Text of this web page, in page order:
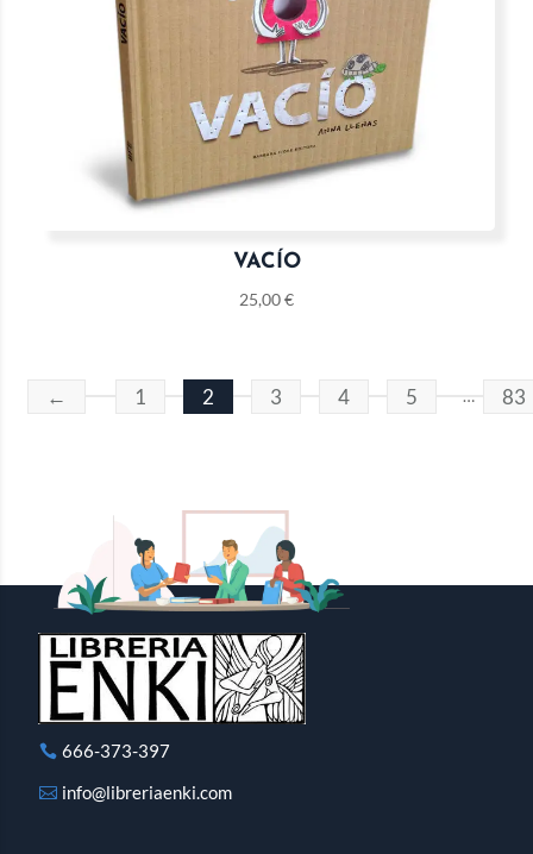
VACÍO
25,00€
← 1 2 3 4 5 … 83
666-373-397
info@libreriaenki.com